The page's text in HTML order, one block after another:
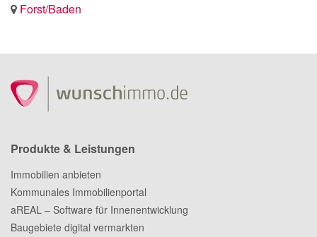
Forst/Baden
Produkte & Leistungen
Immobilien anbieten
Kommunales Immobilienportal
aREAL – Software für Innenentwicklung
Baugebiete digital vermarkten